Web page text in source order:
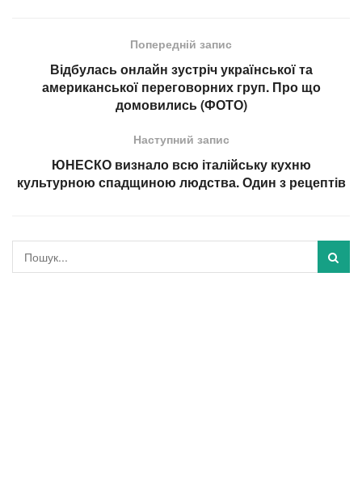
Попередній запис
Відбулась онлайн зустріч української та
американської переговорних груп. Про що
домовились (ФОТО)
Наступний запис
ЮНЕСКО визнало всю італійську кухню
культурною спадщиною людства. Один з рецептів